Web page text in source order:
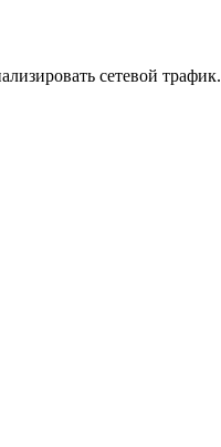
сетевой трафик.